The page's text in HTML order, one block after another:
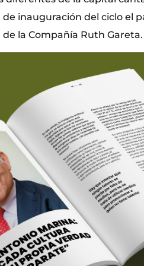
inauguración del ciclo el
de la Compañía Ruth Gareta.